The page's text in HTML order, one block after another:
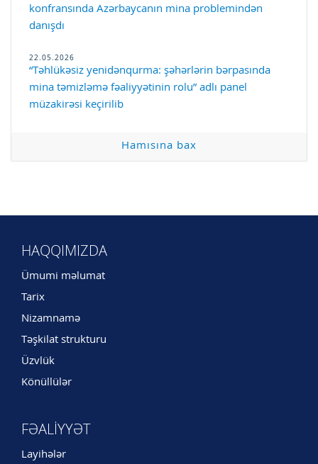
konfransında Azərbaycanın mina problemindən
danışdı
22.05.2026
“Təhlükəsiz yenidənqurma: şəhərlərin bərpasında
mina təmizləmə fəaliyyətinin rolu” adlı panel
müzakirəsi keçirilib
Hamısına bax
HAQQIMIZDA
Ümumi məlumat
Tarix
Nizamnamə
Təşkilat strukturu
Üzvlük
Könüllülər
FƏALIYYƏT
Layihələr